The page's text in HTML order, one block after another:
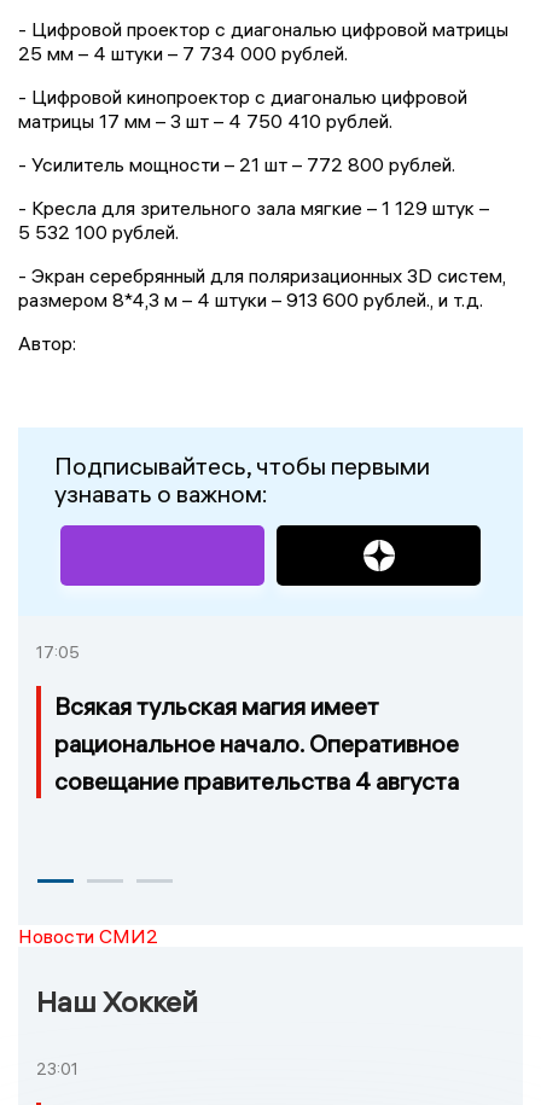
- Цифровой проектор с диагональю цифровой матрицы
25 мм – 4 штуки – 7 734 000 рублей.
- Цифровой кинопроектор с диагональю цифровой
матрицы 17 мм – 3 шт – 4 750 410 рублей.
- Усилитель мощности – 21 шт – 772 800 рублей.
- Кресла для зрительного зала мягкие – 1 129 штук –
5 532 100 рублей.
- Экран серебрянный для поляризационных 3D систем,
размером 8*4,3 м – 4 штуки – 913 600 рублей., и т.д.
Автор:
Подписывайтесь, чтобы первыми
узнавать о важном:
17:05
Всякая тульская магия имеет
рациональное начало. Оперативное
совещание правительства 4 августа
Новости СМИ2
Наш Хоккей
23:01